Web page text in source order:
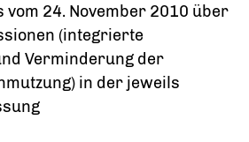
vom 24. November 2010 über
(integrierte
Verminderung der
in der jeweils